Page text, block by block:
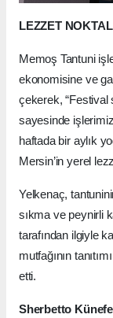
LEZZET
Memoş Tantuni
ekonomisine ve
çekerek, “Festival
sayesinde
haftada bir aylık
Mersin’in yerel
Yelkenaç,
sıkma ve peynirli
tarafından ilgiyle
mutfağının
etti.
Sherbetto